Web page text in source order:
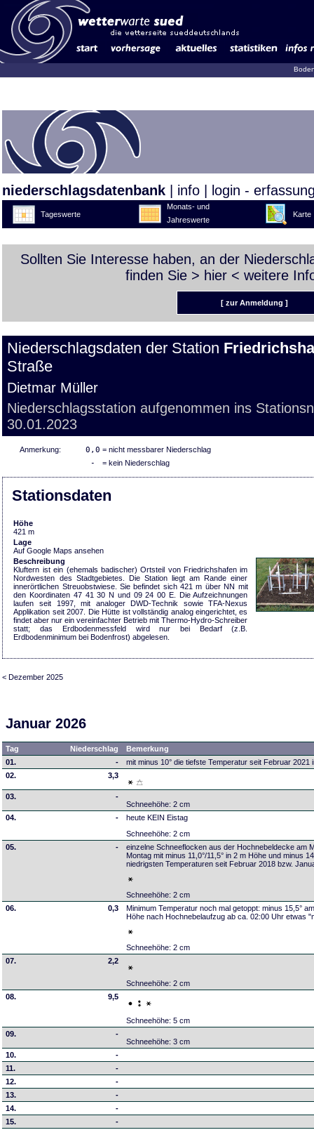
niederschlagsdatenbank info login -
Tageswerte
Monats- und
Jahreswerte
Karte
Sollten Sie Interesse haben, an der
finden Sie > hier < weitere
[ zur Anmeldung ]
Niederschlagsdaten der Station
Straße
Dietmar Müller
Niederschlagsstation aufgenommen ins
30.01.2023
Anmerkung: 0,0 = nicht messbarer Niederschlag
- = kein Niederschlag
Stationsdaten
Höhe
421 m
Lage
Auf Google Maps ansehen
Beschreibung
Kluftern ist ein (ehemals badischer) Ortsteil von Friedrichshafen im
Nordwesten des Stadtgebietes. Die Station liegt am Rande einer
innerörtlichen Streuobstwiese. Sie befindet sich 421 m über NN mit
den Koordinaten 47 41 30 N und 09 24 00 E. Die Aufzeichnungen
laufen seit 1997, mit analoger DWD-Technik sowie TFA-Nexus
Applikation seit 2007. Die Hütte ist vollständig analog eingerichtet, es
findet aber nur ein vereinfachter Betrieb mit Thermo-Hydro-Schreiber
statt; das Erdbodenmessfeld wird nur bei Bedarf (z.B.
Erdbodenminimum bei Bodenfrost) abgelesen.
< Dezember 2025
Januar 2026
Tag Niederschlag
Bemerkung
01.
-
mit minus 10° die tiefste Temperatur seit Februar 2021
02.
3,3
03.
-
Schneehöhe: 2 cm
04.
-
heute KEIN Eistag
Schneehöhe: 2 cm
05.
-
einzelne Schneeflocken aus der Hochnebeldecke am
Montag mit minus 11,0°/11,5° in 2 m Höhe und minus
niedrigsten Temperaturen seit Februar 2018 bzw.
Schneehöhe: 2 cm
06.
0,3
Minimum Temperatur noch mal getoppt: minus 15,5°
Höhe nach Hochnebelaufzug ab ca. 02:00 Uhr etwas
Schneehöhe: 2 cm
07.
2,2
Schneehöhe: 2 cm
08.
9,5
Schneehöhe: 5 cm
09.
-
Schneehöhe: 3 cm
10.
-
11.
-
12.
-
13.
-
14.
-
15.
-